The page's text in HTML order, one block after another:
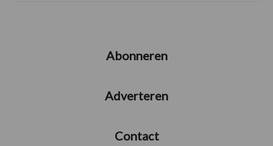
Abonneren
Adverteren
Contact